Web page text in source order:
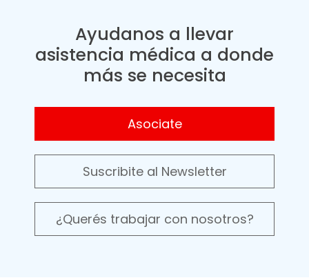
Ayudanos a llevar
asistencia médica a donde
más se necesita
Asociate
Suscribite al Newsletter
¿Querés trabajar con nosotros?